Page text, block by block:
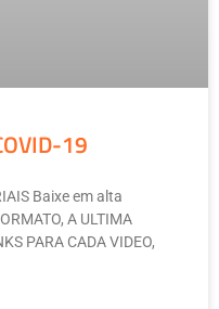
19
Baixe em alta
A ULTIMA
PARA CADA VIDEO,